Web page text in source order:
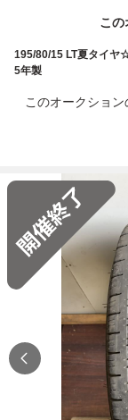
この
195/80/15 LT夏タイヤ
5年製
このオークショ